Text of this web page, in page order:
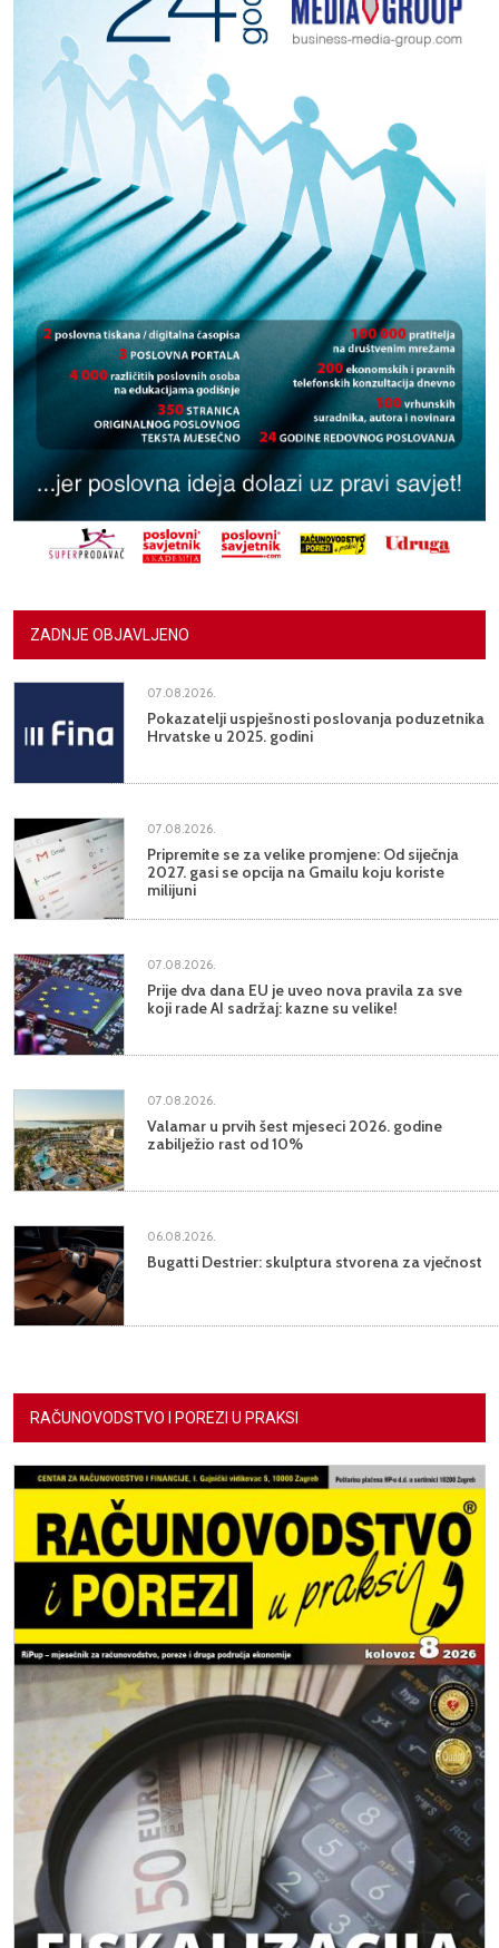
ZADNJE OBJAVLJENO
07.08.2026.
Pokazatelji uspješnosti poslovanja poduzetnika
Hrvatske u 2025. godini
07.08.2026.
Pripremite se za velike promjene: Od siječnja
2027. gasi se opcija na Gmailu koju koriste
milijuni
07.08.2026.
Prije dva dana EU je uveo nova pravila za sve
koji rade AI sadržaj: kazne su velike!
07.08.2026.
Valamar u prvih šest mjeseci 2026. godine
zabilježio rast od 10%
06.08.2026.
Bugatti Destrier: skulptura stvorena za vječnost
RAČUNOVODSTVO I POREZI U PRAKSI